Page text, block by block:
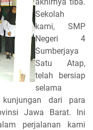
Sekolah
kami, SMP
Negeri 4
Sumberjaya
Satu Atap,
telah bersiap
selama
kunjungan dari para
Jawa Barat. Ini
perjalanan kami